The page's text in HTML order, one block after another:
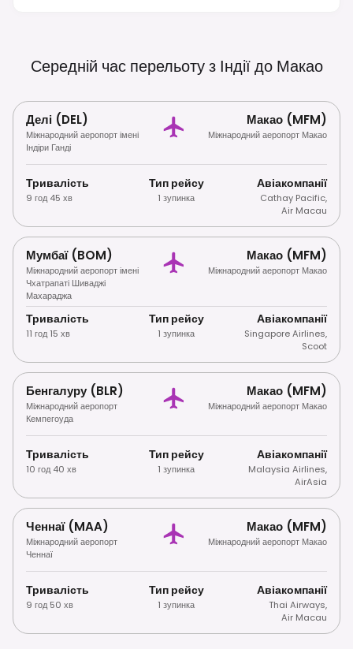
Середній час перельоту з Індії до Макао
Делі (DEL)
Міжнародний аеропорт імені
Індіри Ганді
Макао (MFM)
Міжнародний аеропорт Макао
Тривалість
9 год 45 хв
Тип рейсу
1 зупинка
Авіакомпанії
Cathay Pacific,
Air Macau
Мумбаї (BOM)
Міжнародний аеропорт імені
Чхатрапаті Шиваджі
Махараджа
Макао (MFM)
Міжнародний аеропорт Макао
Тривалість
11 год 15 хв
Тип рейсу
1 зупинка
Авіакомпанії
Singapore Airlines,
Scoot
Бенгалуру (BLR)
Міжнародний аеропорт
Кемпегоуда
Макао (MFM)
Міжнародний аеропорт Макао
Тривалість
10 год 40 хв
Тип рейсу
1 зупинка
Авіакомпанії
Malaysia Airlines,
AirAsia
Ченнаї (MAA)
Міжнародний аеропорт
Ченнаї
Макао (MFM)
Міжнародний аеропорт Макао
Тривалість
9 год 50 хв
Тип рейсу
1 зупинка
Авіакомпанії
Thai Airways,
Air Macau